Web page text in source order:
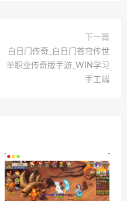
下一篇
白日门传奇_白日门苍穹传世
单职业传奇版手游_WIN学习
手工端